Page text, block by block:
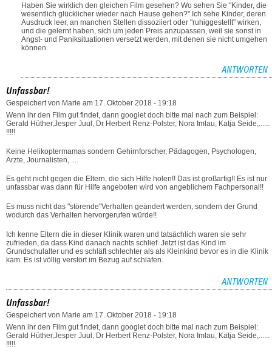
Haben Sie wirklich den gleichen Film gesehen? Wo sehen Sie "Kinder, die
wesentlich glücklicher wieder nach Hause gehen?" Ich sehe Kinder, deren
Ausdruck leer, an manchen Stellen dissoziiert oder "ruhiggestellt" wirken,
und die gelernt haben, sich um jeden Preis anzupassen, weil sie sonst in
Angst- und Paniksituationen versetzt werden, mit denen sie nicht umgehen
können.
ANTWORTEN
Unfassbar!
Gespeichert von Marie am 17. Oktober 2018 - 19:18
Wenn ihr den Film gut findet, dann googlet doch bitte mal nach zum Beispiel:
Gerald Hüther,Jesper Juul, Dr Herbert Renz-Polster, Nora Imlau, Katja Seide,......
!!!!!
Keine Helikoptermamas sondern Gehirnforscher, Pädagogen, Psychologen,
Ärzte, Journalisten, ....
Es geht nicht gegen die Eltern, die sich Hilfe holen!! Das ist großartig!! Es ist nur
unfassbar was dann für Hilfe angeboten wird von angeblichem Fachpersonal!!
Es muss nicht das "störende"Verhalten geändert werden, sondern der Grund
wodurch das Verhalten hervorgerufen würde!!
Ich kenne Eltern die in dieser Klinik waren und tatsächlich waren sie sehr
zufrieden, da dass Kind danach nachts schlief. Jetzt ist das Kind im
Grundschulalter und es schläft schlechter als als Kleinkind bevor es in die Klinik
kam. Es ist völlig verstört im Bezug auf schlafen.
ANTWORTEN
Unfassbar!
Gespeichert von Marie am 17. Oktober 2018 - 19:18
Wenn ihr den Film gut findet, dann googlet doch bitte mal nach zum Beispiel:
Gerald Hüther,Jesper Juul, Dr Herbert Renz-Polster, Nora Imlau, Katja Seide,......
!!!!!